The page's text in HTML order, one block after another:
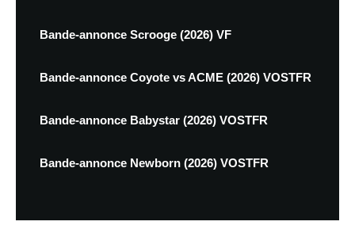
Bande-annonce Scrooge (2026) VF
Bande-annonce Coyote vs ACME (2026) VOSTFR
Bande-annonce Babystar (2026) VOSTFR
Bande-annonce Newborn (2026) VOSTFR